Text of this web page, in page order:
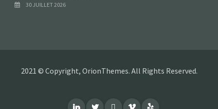
30 JUILLET 2026
2021 © Copyright, OrionThemes. All Rights Reserved.